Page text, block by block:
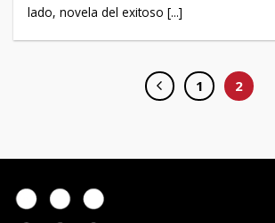
lado, novela del exitoso [...]
1 2